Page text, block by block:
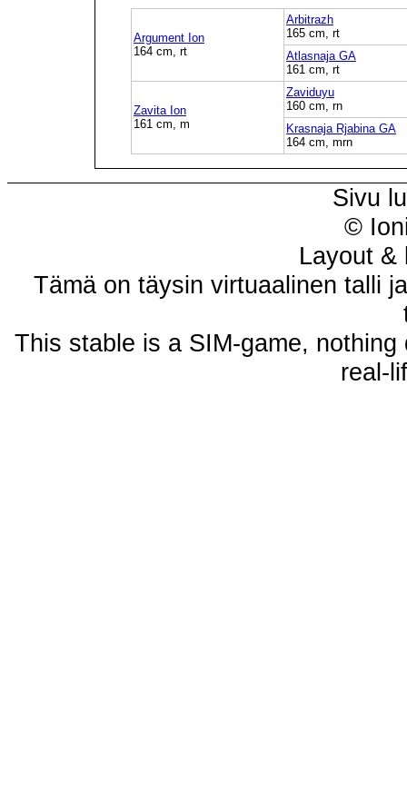
Argument Ion
164 cm, rt
Arbitrazh
165 cm, rt
Atlasnaja GA
161 cm, rt
Zavita Ion
161 cm, m
Zaviduyu
160 cm, rn
Krasnaja Rjabina GA
164 cm, mrn
Sivu
©
Layout &
Tämä on täysin virtuaalinen talli
This stable is a SIM-game,
real-